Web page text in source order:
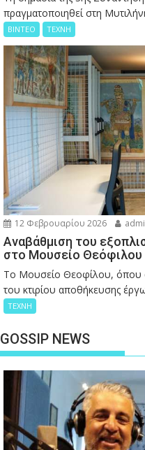
πραγματοποιηθεί στη
ΒΙΝΤΕΟ ΤΕΧΝΗ
12 Φεβρουαρίου 2026
Αναβάθμιση του
στο Μουσείο Θεόφιλου
Το Μουσείο Θεοφίλου, όπου
του κτιρίου αποθήκευσης
ΤΕΧΝΗ
GOSSIP NEWS